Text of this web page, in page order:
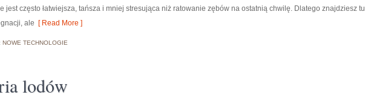
jest często łatwiejsza, tańsza i mniej stresująca niż ratowanie zębów na ostatnią chwilę. Dlatego znajdziesz tu
ale [ Read More ]
NOWE TECHNOLOGIE
lodów